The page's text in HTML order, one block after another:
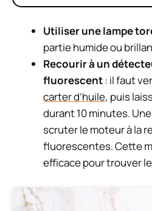
Utiliser une lampe
partie humide ou
Recourir à un
fluorescent: il faut
carter d’huile, puis
durant 10 minutes.
scruter le moteur à la
fluorescentes. Cette
efficace pour trouver